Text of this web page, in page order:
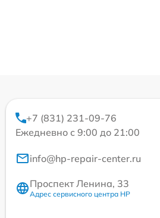
+7 (831) 231-09-76
Ежедневно с 9:00 до 21:00
info@hp-repair-center.ru
Проспект Ленина, 33
Адрес сервисного центра HP